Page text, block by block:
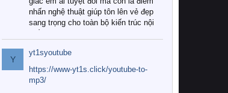
nhấn nghệ thuật giúp tôn lên vẻ đẹp
sang trọng cho toàn bộ kiến trúc nội
Tuy nhiên, giữa thị trường đa dạng
với vô vàn thương hiệu và mẫu mã
như hiện nay, làm thế nào để chọn
được những bộ chăn ga gối đệm cao
Y
yt1syoutube
https://www-yt1s.click/youtube-to-
mp3/